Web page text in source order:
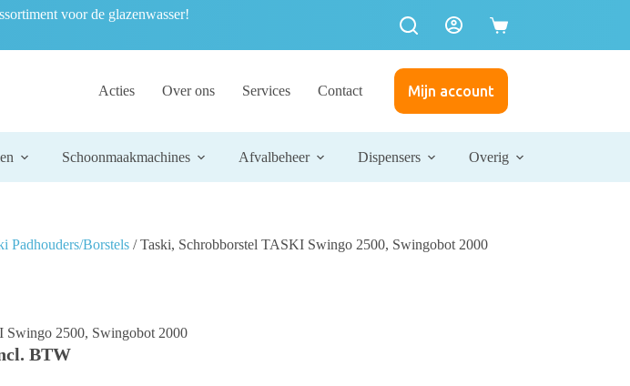
voor de glazenwasser!
Acties Over ons Services Contact Mijn account
Schoonmaakmachines Afvalbeheer Dispensers Overig
Padhouders/Borstels / Taski, Schrobborstel TASKI Swingo 2500, Swingobot 2000
Swingo 2500, Swingobot 2000
BTW